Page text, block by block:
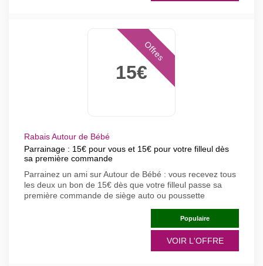
15€
Offres
Rabais Autour de Bébé
Parrainage : 15€ pour vous et 15€ pour votre filleul dès
sa première commande
Parrainez un ami sur Autour de Bébé : vous recevez tous
les deux un bon de 15€ dès que votre filleul passe sa
première commande de siège auto ou poussette
Populaire
VOIR L'OFFRE